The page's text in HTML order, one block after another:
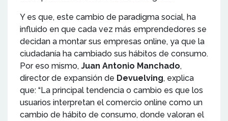
Y es que, este cambio de paradigma social, ha
influido en que cada vez más emprendedores se
decidan a montar sus empresas online, ya que la
ciudadanía ha cambiado sus hábitos de consumo.
Por eso mismo, Juan Antonio Manchado,
director de expansión de Devuelving, explica
que: “La principal tendencia o cambio es que los
usuarios interpretan el comercio online como un
cambio de hábito de consumo, donde valoran el